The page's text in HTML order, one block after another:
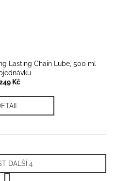
Lasting Chain Lube, 500 ml
Kč
DALŠÍ 4
S